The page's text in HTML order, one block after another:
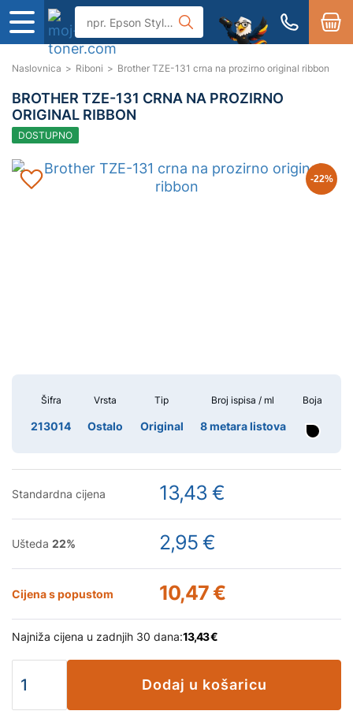
Naslovnica > Riboni > Brother TZE-131 crna na prozirno original ribbon
BROTHER TZE-131 CRNA NA PROZIRNO
ORIGINAL RIBBON
DOSTUPNO
-22%
Šifra
213014
Vrsta
Ostalo
Tip
Original
Broj ispisa / ml
8 metara listova
Boja
Standardna cijena 13,43 €
Ušteda 22% 2,95 €
Cijena s popustom 10,47 €
Najniža cijena u zadnjih 30 dana:13,43 €
Dodaj u košaricu